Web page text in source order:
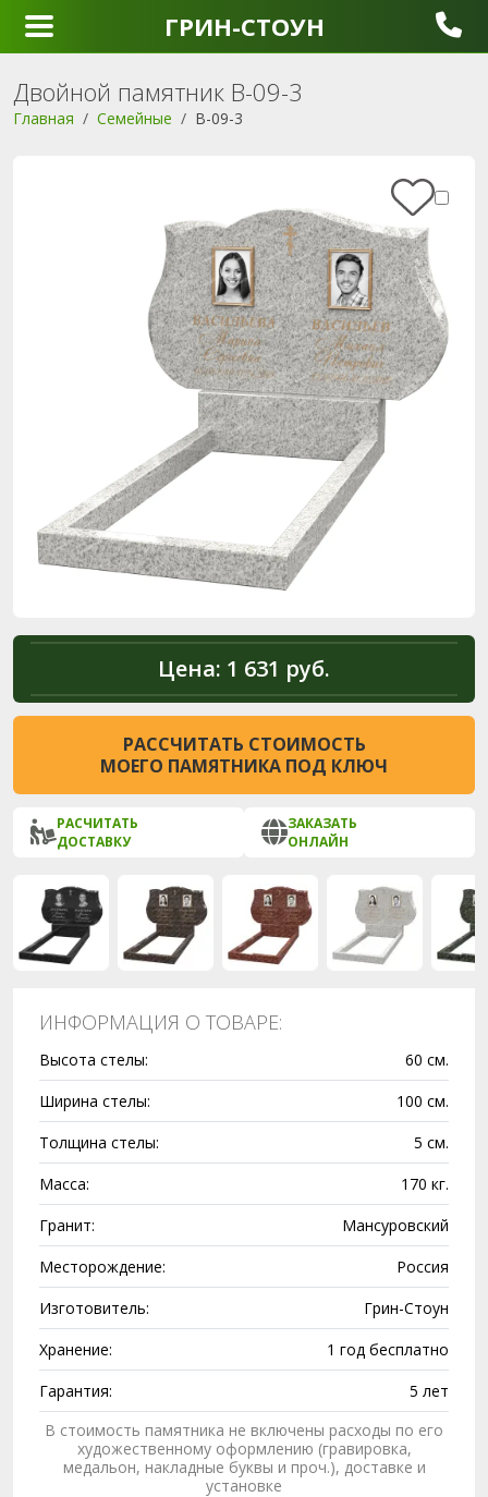
ГРИН-СТОУН
Двойной памятник B-09-3
Главная Семейные B-09-3
Цена: 1 631 руб.
РАССЧИТАТЬ СТОИМОСТЬ
МОЕГО ПАМЯТНИКА ПОД КЛЮЧ
РАСЧИТАТЬ
ДОСТАВКУ
ЗАКАЗАТЬ
ОНЛАЙН
ИНФОРМАЦИЯ О ТОВАРЕ:
Высота стелы:
60 см.
Ширина стелы:
100 см.
Толщина стелы:
5 см.
Масса:
170 кг.
Гранит:
Мансуровский
Месторождение:
Россия
Изготовитель:
Грин-Стоун
Хранение:
1 год бесплатно
Гарантия:
5 лет
В стоимость памятника не включены расходы по его
художественному оформлению (гравировка,
медальон, накладные буквы и проч.), доставке и
установке